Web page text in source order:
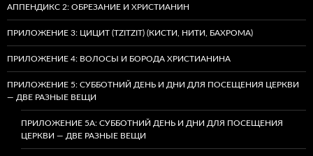
АППЕНДИКС 2: ОБРЕЗАНИЕ И ХРИСТИАНИН
ПРИЛОЖЕНИЕ 3: ЦИЦИТ (TZITZIT) (КИСТИ, НИТИ, БАХРОМА)
ПРИЛОЖЕНИЕ 4: ВОЛОСЫ И БОРОДА ХРИСТИАНИНА
ПРИЛОЖЕНИЕ 5: СУББОТНИЙ ДЕНЬ И ДНИ ДЛЯ ПОСЕЩЕНИЯ ЦЕРКВИ
— ДВЕ РАЗНЫЕ ВЕЩИ
ПРИЛОЖЕНИЕ 5A: СУББОТНИЙ ДЕНЬ И ДНИ ДЛЯ ПОСЕЩЕНИЯ
ЦЕРКВИ — ДВЕ РАЗНЫЕ ВЕЩИ